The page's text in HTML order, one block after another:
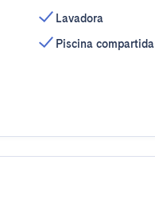
Lavadora
Piscina compartida